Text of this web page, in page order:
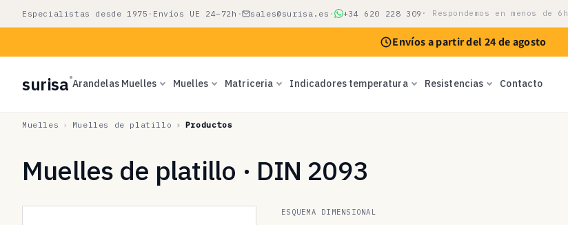
directamente
al contenido
Especialistas desde 1975 · Envíos UE 24–72h · sales@surisa.es · +34 620 228 309 · Respondemos en menos de 6h
Envíos a partir del 24 de agosto
surisa®Arandelas Muelles Muelles Matriceria Indicadores temperatura Resistencias Contacto
Muelles Muelles de platillo Productos
Muelles de platillo · DIN 2093
ESQUEMA DIMENSIONAL